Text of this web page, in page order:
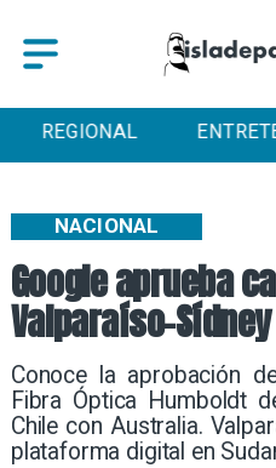
ENTRETENCIÓN
Google aprueba
Valparaíso-Sídney
Conoce la aprobación
Fibra Óptica Humboldt
Chile con Australia.
plataforma digital en
NACIONAL